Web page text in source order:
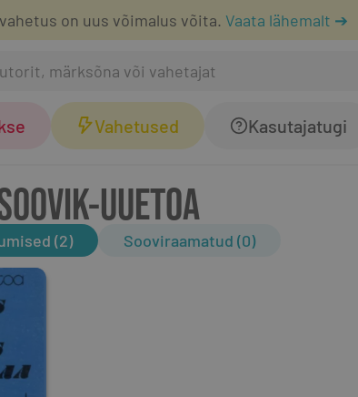
on uus võimalus võita. Vaata lähemalt ➔
Vahetused Kasutajatugi
UUETOA
(2) Sooviraamatud (0)